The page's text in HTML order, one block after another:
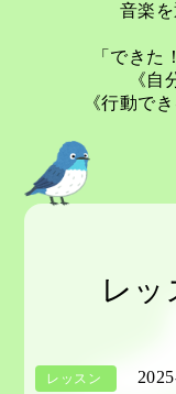
音楽
「でき
《自
《行動で
レッ
レッスン